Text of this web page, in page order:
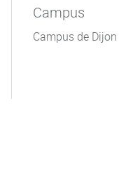
Campus
Campus de Dijon